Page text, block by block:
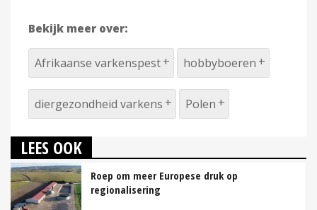
Bekijk meer over:
Afrikaanse varkenspest hobbyboeren
diergezondheid varkens Polen
LEES OOK
Roep om meer Europese druk op
regionalisering